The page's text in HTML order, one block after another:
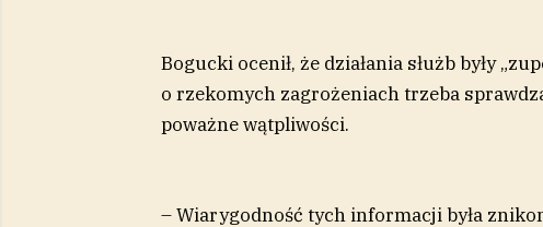
Bogucki ocenił, że działania służb były
o rzekomych zagrożeniach trzeba
poważne wątpliwości.
– Wiarygodność tych informacji była